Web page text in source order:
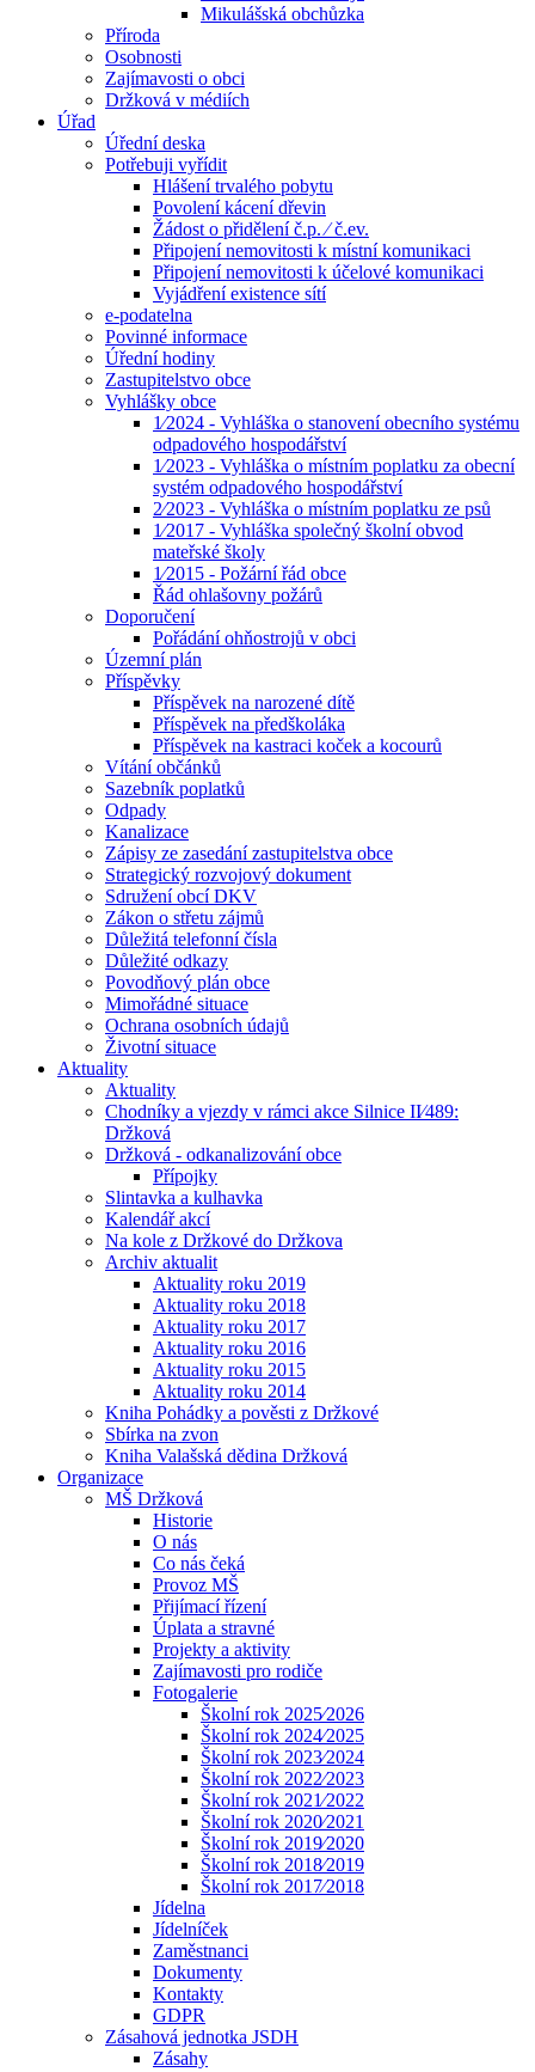
Mikulášská obchůzka
Příroda
Osobnosti
Zajímavosti o obci
Držková v médiích
Úřad
Úřední deska
Potřebuji vyřídit
Hlášení trvalého pobytu
Povolení kácení dřevin
Žádost o přidělení č.p. ⁄ č.ev.
Připojení nemovitosti k místní komunikaci
Připojení nemovitosti k účelové komunikaci
Vyjádření existence sítí
e-podatelna
Povinné informace
Úřední hodiny
Zastupitelstvo obce
Vyhlášky obce
1⁄2024 - Vyhláška o stanovení obecního systému
odpadového hospodářství
1⁄2023 - Vyhláška o místním poplatku za obecní
systém odpadového hospodářství
2⁄2023 - Vyhláška o místním poplatku ze psů
1⁄2017 - Vyhláška společný školní obvod
mateřské školy
1⁄2015 - Požární řád obce
Řád ohlašovny požárů
Doporučení
Pořádání ohňostrojů v obci
Územní plán
Příspěvky
Příspěvek na narozené dítě
Příspěvek na předškoláka
Příspěvek na kastraci koček a kocourů
Vítání občánků
Sazebník poplatků
Odpady
Kanalizace
Zápisy ze zasedání zastupitelstva obce
Strategický rozvojový dokument
Sdružení obcí DKV
Zákon o střetu zájmů
Důležitá telefonní čísla
Důležité odkazy
Povodňový plán obce
Mimořádné situace
Ochrana osobních údajů
Životní situace
Aktuality
Aktuality
Chodníky a vjezdy v rámci akce Silnice II⁄489:
Držková
Držková - odkanalizování obce
Přípojky
Slintavka a kulhavka
Kalendář akcí
Na kole z Držkové do Držkova
Archiv aktualit
Aktuality roku 2019
Aktuality roku 2018
Aktuality roku 2017
Aktuality roku 2016
Aktuality roku 2015
Aktuality roku 2014
Kniha Pohádky a pověsti z Držkové
Sbírka na zvon
Kniha Valašská dědina Držková
Organizace
MŠ Držková
Historie
O nás
Co nás čeká
Provoz MŠ
Přijímací řízení
Úplata a stravné
Projekty a aktivity
Zajímavosti pro rodiče
Fotogalerie
Školní rok 2025⁄2026
Školní rok 2024⁄2025
Školní rok 2023⁄2024
Školní rok 2022⁄2023
Školní rok 2021⁄2022
Školní rok 2020⁄2021
Školní rok 2019⁄2020
Školní rok 2018⁄2019
Školní rok 2017⁄2018
Jídelna
Jídelníček
Zaměstnanci
Dokumenty
Kontakty
GDPR
Zásahová jednotka JSDH
Zásahy